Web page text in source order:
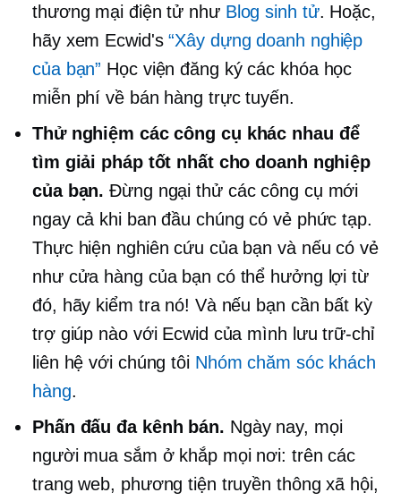
thương mại điện tử như Blog sinh tử. Hoặc,
hãy xem Ecwid's“Xây dựng doanh nghiệp
của bạn” Học viện đăng ký các khóa học
miễn phí về bán hàng trực tuyến.
Thử nghiệm các công cụ khác nhau để
tìm giải pháp tốt nhất cho doanh nghiệp
của bạn. Đừng ngại thử các công cụ mới
ngay cả khi ban đầu chúng có vẻ phức tạp.
Thực hiện nghiên cứu của bạn và nếu có vẻ
như cửa hàng của bạn có thể hưởng lợi từ
đó, hãy kiểm tra nó! Và nếu bạn cần bất kỳ
trợ giúp nào với Ecwid của mình lưu trữ-chỉ
liên hệ với chúng tôi Nhóm chăm sóc khách
hàng.
Phấn đấuđa kênh bán. Ngày nay, mọi
người mua sắm ở khắp mọi nơi: trên các
trang web, phương tiện truyền thông xã hội,